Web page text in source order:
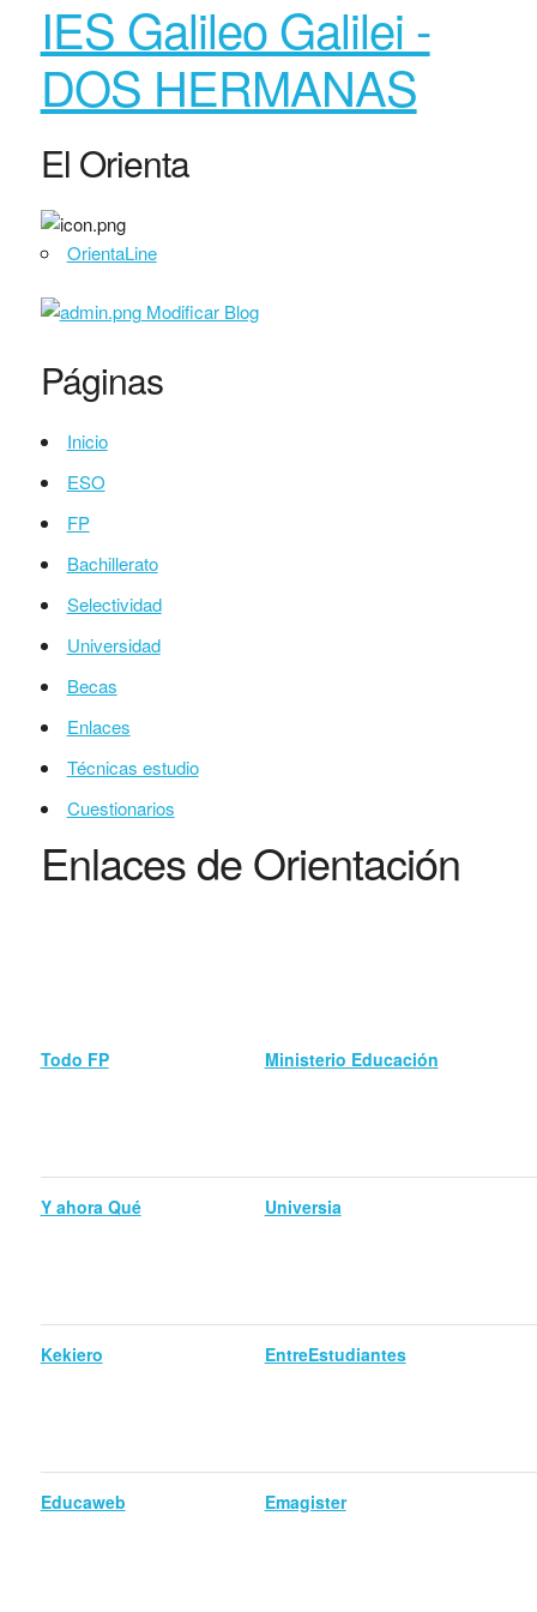
IES Galileo Galilei -
DOS HERMANAS
El Orienta
OrientaLine
Modificar Blog
Páginas
Inicio
ESO
FP
Bachillerato
Selectividad
Universidad
Becas
Enlaces
Técnicas estudio
Cuestionarios
Enlaces de Orientación
Todo FP Ministerio Educación
Y ahora Qué Universia
Kekiero EntreEstudiantes
Educaweb Emagister